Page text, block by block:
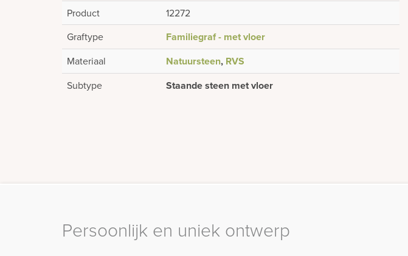
Product
12272
Graftype
Familiegraf - met vloer
Materiaal Natuursteen, RVS
Subtype Staande steen met vloer
Persoonlijk en uniek ontwerp